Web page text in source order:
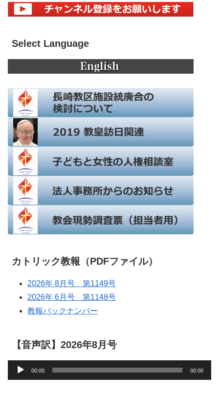
Select Language
カトリック教報（PDFファイル）
2026年 8月号 第1149号
2026年 6月号 第1148号
教報バックナンバー
【音声訳】2026年8月号
声
00:00 00:00